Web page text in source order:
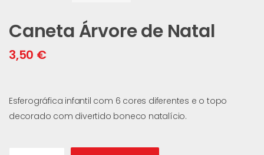
Caneta Árvore de Natal
3,50 €
Esferográfica infantil com 6 cores diferentes e o topo
decorado com divertido boneco natalício.